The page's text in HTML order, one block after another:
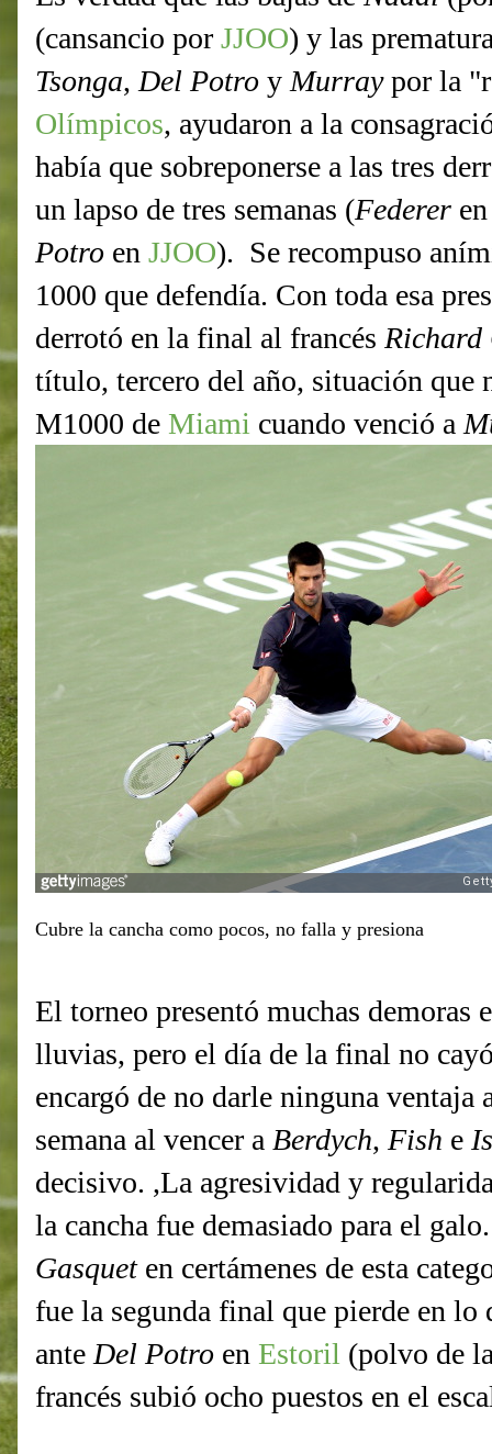
(cansancio por JJOO) y las
Tsonga, Del Potro y Murraypor la
Olímpicos, ayudaron a la
había que sobreponerse a las tres
un lapso de tres semanas (Federer
Potro en JJOO). Se recompuso
1000 que defendía. Con toda esa
derrotó en la final al francés
título, tercero del año, situación que
M1000 de Miami cuando venció a
Cubre la cancha como pocos, no falla y presiona
El torneo presentó muchas demoras
lluvias, pero el día de la final no
encargó de no darle ninguna ventaja
semana al vencer a Berdych, Fish e
decisivo. ,La agresividad y
la cancha fue demasiado para el
Gasquet en certámenes de esta
fue la segunda final que pierde en lo
ante Del Potro en Estoril (polvo de
francés subió ocho puestos en el